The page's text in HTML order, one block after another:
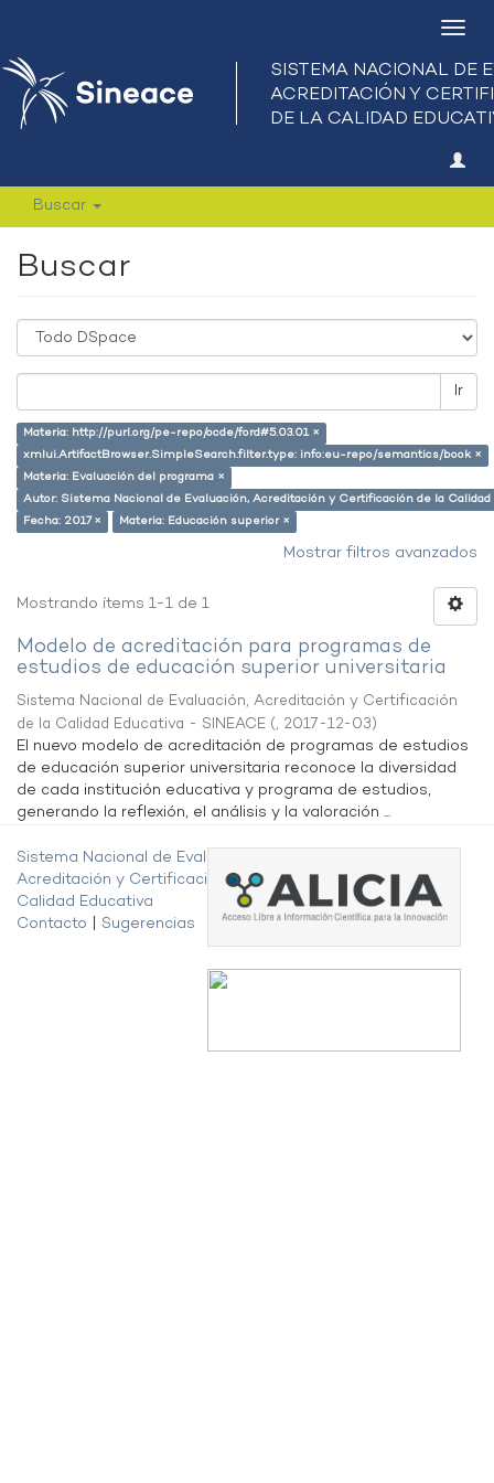
Buscar
Buscar
Ir
Materia: http://purl.org/pe-repo/ocde/ford#5.03.01 ×
xmlui.ArtifactBrowser.SimpleSearch.filter.type: info:eu-repo/semantics/book ×
Materia: Evaluación del programa ×
Autor: Sistema Nacional de Evaluación, Acreditación y Certificación de la
Fecha: 2017 ×
Materia: Educación superior ×
Mostrar filtros avanzados
Mostrando ítems 1-1 de 1
Modelo de acreditación para programas de
estudios de educación superior universitaria
Sistema Nacional de Evaluación, Acreditación y Certificación
de la Calidad Educativa - SINEACE (, 2017-12-03)
El nuevo modelo de acreditación de programas de estudios
de educación superior universitaria reconoce la diversidad
de cada institución educativa y programa de estudios,
generando la reflexión, el análisis y la valoración ...
Sistema Nacional de Evaluación,
Acreditación y Certificación de la
Calidad Educativa
Contacto
Sugerencias